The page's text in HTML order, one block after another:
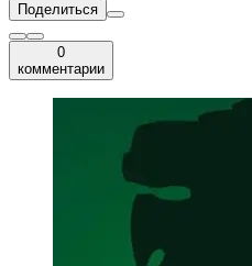
Поделиться
0
комментарии